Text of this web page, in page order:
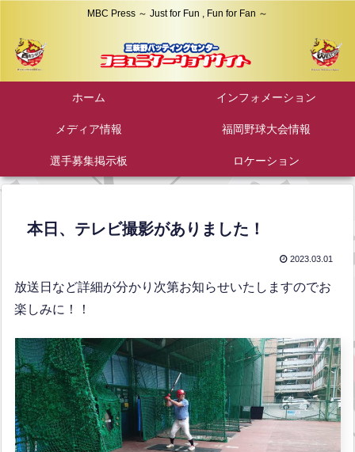
MBC Press ～ Just for Fun , Fun for Fan ～
ホーム インフォメーション
メディア情報 福岡野球大会情報
選手募集掲示板 ロケーション
本日、テレビ撮影がありました！
2023.03.01
放送日など詳細が分かり次第お知らせいたしますのでお
楽しみに！！